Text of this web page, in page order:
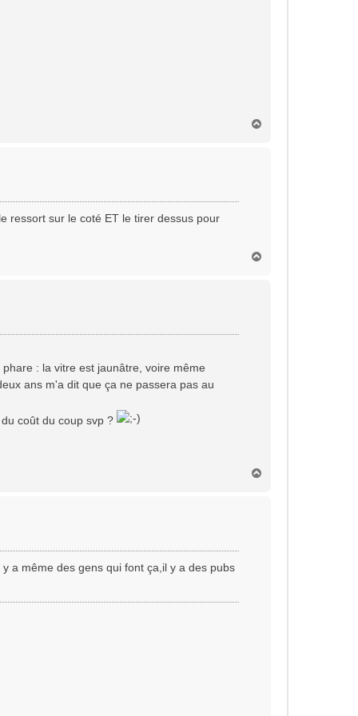
ressort sur le coté ET le tirer dessus pour
: la vitre est jaunâtre, voire même
ans m'a dit que ça ne passera pas au
coût du coup svp ?
a même des gens qui font ça,il y a des pubs